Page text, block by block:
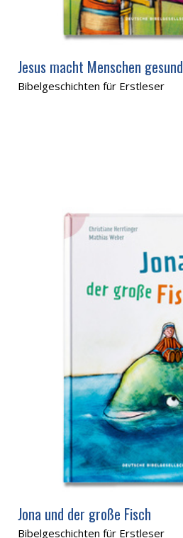
Jesus macht Menschen gesund
Bibelgeschichten für Erstleser
Jona und der große Fisch
Bibelgeschichten für Erstleser